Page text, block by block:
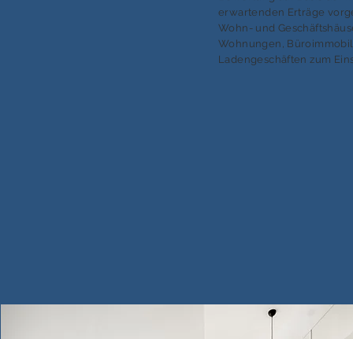
erwartenden Erträge
Wohn- und
Wohnungen,
Ladengeschäften zum